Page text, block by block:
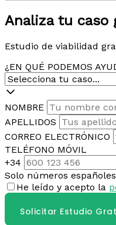
Analiza tu caso
Estudio de viabilidad
¿EN QUÉ PODEMOS
NOMBRE
APELLIDOS
CORREO ELECTRÓNICO
TELÉFONO MÓVIL
+34
Solo números
He leído y acepto la
Solicitar Estudio